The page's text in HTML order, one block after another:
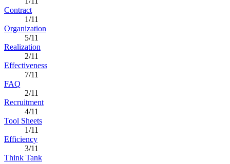
Contract
1/11
Organization
5/11
Realization
2/11
Effectiveness
7/11
FAQ
2/11
Recruitment
4/11
Tool Sheets
1/11
Efficiency
3/11
Think Tank